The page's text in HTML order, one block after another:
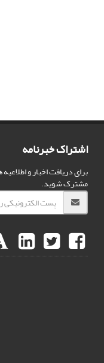
اشتراک خبرنامه
برای دریافت اخبار و
مشترک شوید.